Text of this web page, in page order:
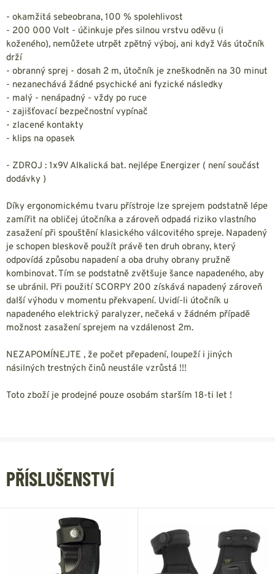
- okamžitá sebeobrana, 100 % spolehlivost
- 200 000 Volt - účinkuje přes silnou vrstvu oděvu (i
koženého), nemůžete utrpět zpětný výboj, ani když Vás útočník
drží
- obranný sprej - dosah 2 m, útočník je zneškodněn na 30 minut
- nezanechává žádné psychické ani fyzické následky
- malý - nenápadný - vždy po ruce
- zajišťovací bezpečnostní vypínač
- zlacené kontakty
- klips na opasek
- ZDROJ : 1x9V Alkalická bat. nejlépe Energizer ( není součást
dodávky )
Díky ergonomickému tvaru přístroje lze sprejem podstatně lépe
zamířit na obličej útočníka a zároveň odpadá riziko vlastního
zasažení při spouštění klasického válcovitého spreje. Napadený
je schopen bleskově použít právě ten druh obrany, který
odpovídá způsobu napadení a oba druhy obrany pružně
kombinovat. Tím se podstatně zvětšuje šance napadeného, aby
se ubránil. Při použití SCORPY 200 získává napadený zároveň
další výhodu v momentu překvapení. Uvidí-li útočník u
napadeného elektrický paralyzer, nečeká v žádném případě
možnost zasažení sprejem na vzdálenost 2m.
NEZAPOMÍNEJTE , že počet přepadení, loupeží i jiných
násilných trestných činů neustále vzrůstá !!!
Toto zboží je prodejné pouze osobám starším 18-ti let !
PŘÍSLUŠENSTVÍ